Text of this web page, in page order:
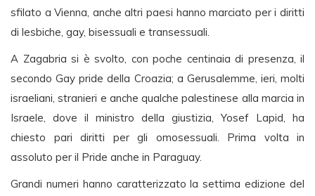
sfilato a Vienna, anche altri paesi hanno marciato per i diritti
di lesbiche, gay, bisessuali e transessuali.
A Zagabria si è svolto, con poche centinaia di presenza, il
secondo Gay pride della Croazia; a Gerusalemme, ieri, molti
israeliani, stranieri e anche qualche palestinese alla marcia in
Israele, dove il ministro della giustizia, Yosef Lapid, ha
chiesto pari diritti per gli omosessuali. Prima volta in
assoluto per il Pride anche in Paraguay.
Grandi numeri hanno caratterizzato la settima edizione del